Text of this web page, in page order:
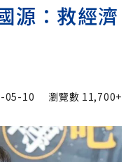
源：救經濟
05-10 瀏覽數 11,700+